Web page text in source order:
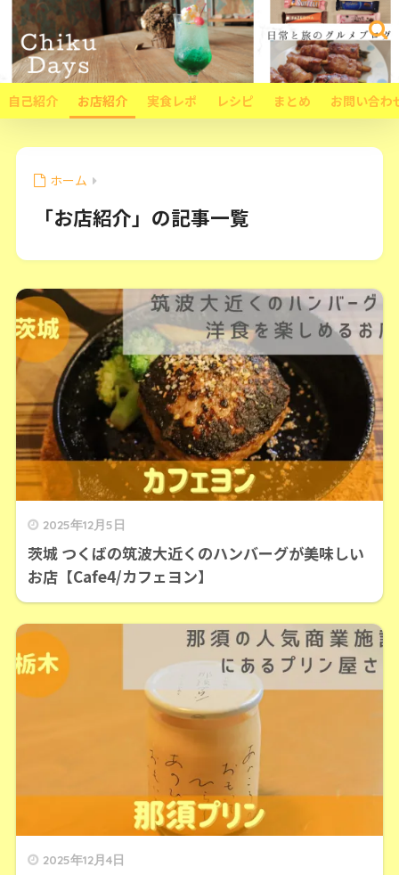
自己紹介 お店紹介 実食レポ レシピ まとめ お問い合わ
ホーム
「お店紹介」の記事一覧
2025年12月5日
茨城 つくばの筑波大近くのハンバーグが美味しい
お店【Cafe4/カフェヨン】
2025年12月4日